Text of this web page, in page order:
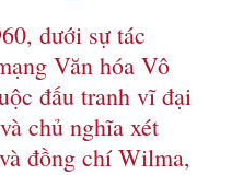
dưới sự tác
Văn hóa Vô
đấu tranh vĩ đại
chủ nghĩa xét
đồng chí Wilma,